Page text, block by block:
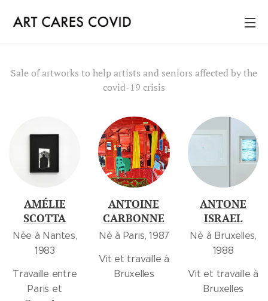
Sale of artworks to help artists and seniors affected by the
covid-19 crisis
AMÉLIE
SCOTTA
Née à Nantes,
1983
Travaille entre
Paris et
ANTOINE
CARBONNE
Né à Paris, 1987
Vit et travaille à
Bruxelles
ANTONE
ISRAEL
Né à Bruxelles,
1988
Vit et travaille à
Bruxelles